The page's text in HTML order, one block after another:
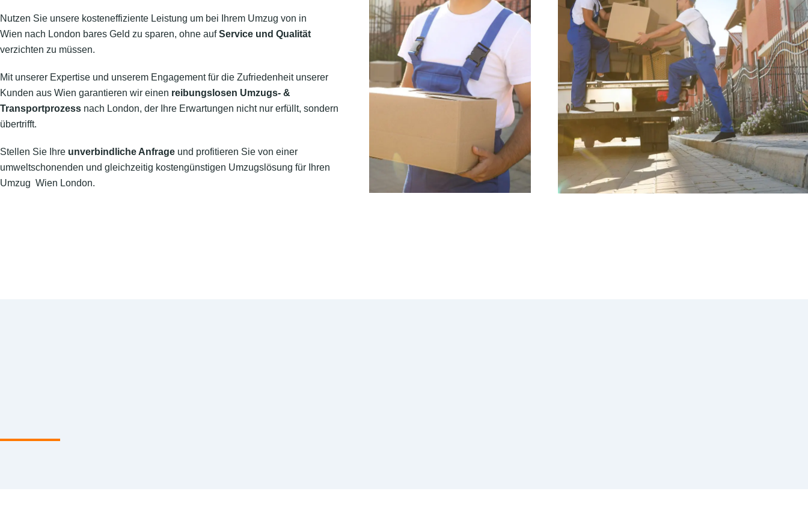
Nutzen Sie unsere kosteneffiziente Leistung um bei Ihrem Umzug von in
Wien nach London bares Geld zu sparen, ohne aufService und Qualität
verzichten zu müssen.
Mit unserer Expertise und unserem Engagement für die Zufriedenheit unserer
Kunden aus Wien garantieren wir einen reibungslosen Umzugs- &
Transportprozess nach London, der Ihre Erwartungen nicht nur erfüllt, sondern
übertrifft.
Stellen Sie Ihre unverbindliche Anfrage und profitieren Sie von einer
umweltschonenden und gleichzeitig kostengünstigen Umzugslösung für Ihren
Umzug Wien London.